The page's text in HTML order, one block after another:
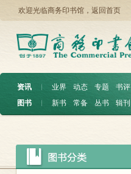
欢迎光临商务印书馆， 返回首页
资讯 ︱ 业界 动态 专题
书评
图书
︱ 新书 常备 丛书 辑刊